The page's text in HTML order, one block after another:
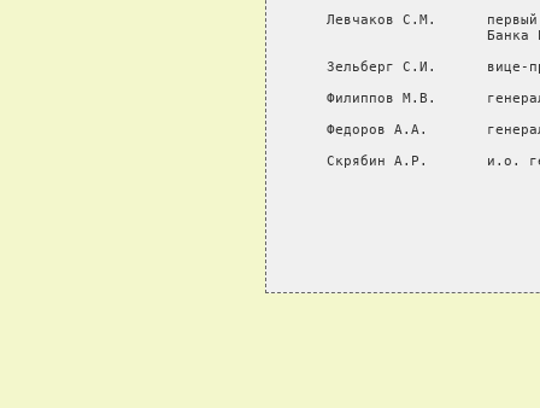
Левчаков С.М.
Банка
Зельберг С.И.      вице-
Филиппов М.В.
Федоров А.А.
Скрябин А.Р.       и.о.